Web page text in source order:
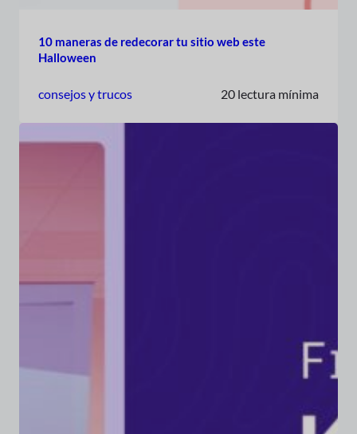
10 maneras de redecorar tu sitio web este
Halloween
consejos y trucos 20 lectura mínima